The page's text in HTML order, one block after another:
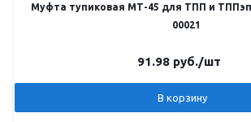
Муфта тупиковая МТ-45 для ТПП и ТППэп
00021
91.98 руб./шт
В корзину